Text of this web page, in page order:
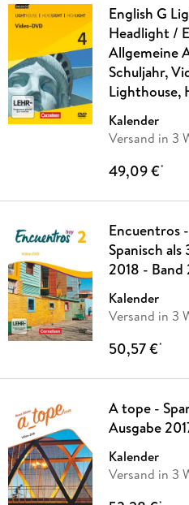
English G
Headlight /
Allgemeine
Schuljahr,
Lighthouse,
Kalender
Versand in 3
49,09 €*
Encuentros
Spanisch
2018 -
Kalender
Versand in 3
50,57 €*
A tope -
Ausgabe
Kalender
Versand in 3